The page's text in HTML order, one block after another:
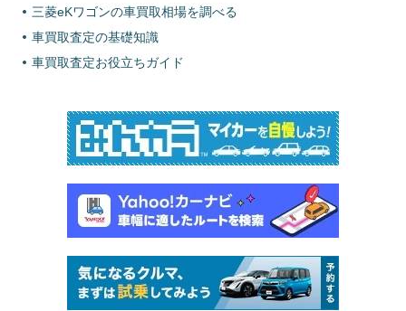
三菱eKワゴンの車買取相場を調べる
車買取査定の基礎知識
車買取査定お役立ちガイド